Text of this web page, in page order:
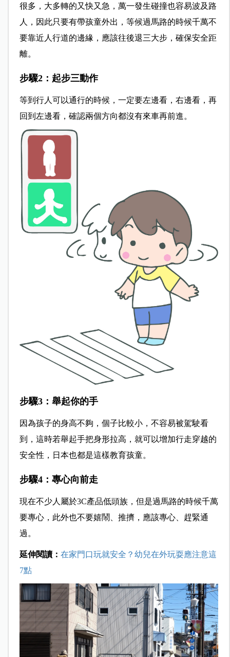
很多，大多轉的又快又急，萬一發生碰撞也容易波及路
人，因此只要有帶孩童外出，等候過馬路的時候千萬不
要靠近人行道的邊緣，應該往後退三大步，確保安全距
離。
步驟2：起步三動作
等到行人可以通行的時候，一定要左邊看，右邊看，再
回到左邊看，確認兩個方向都沒有來車再前進。
步驟3：舉起你的手
因為孩子的身高不夠，個子比較小，不容易被駕駛看
到，這時若舉起手把身形拉高，就可以增加行走穿越的
安全性，日本也都是這樣教育孩童。
步驟4：專心向前走
現在不少人屬於3C產品低頭族，但是過馬路的時候千萬
要專心，此外也不要嬉鬧、推擠，應該專心、趕緊通
過。
延伸閱讀： 在家門口玩就安全？幼兒在外玩耍應注意這
7點